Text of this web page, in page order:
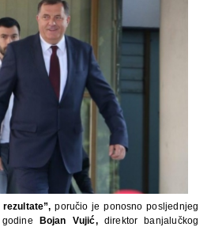
rezultate”,poručio je ponosno posljednjeg
Bojan Vujić,direktor banjalučkog